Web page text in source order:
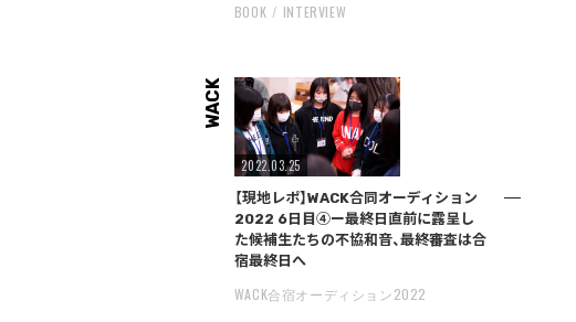
BOOK INTERVIEW
WACK
2022.03.25
【現地レポ】WACK合同オーディション
2022 6日目④ー最終日直前に露呈し
た候補生たちの不協和音、最終審査は合
宿最終日へ
WACK合宿オーディション2022